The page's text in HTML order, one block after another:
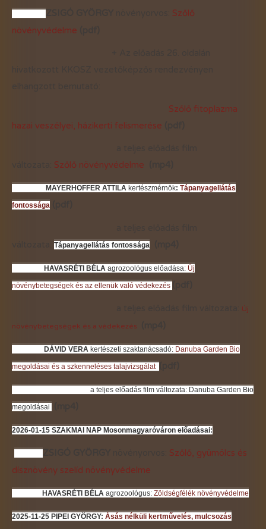
Szőlő
növényvédelme
Szőlő fitoplazma
hazai veszélyei, házikerti felismerése
Szőlő növényvédelme
MAYERHOFFER ATTILA kertészmérnök: Tápanyagellátás
fontossága
Tápanyagellátás fontossága
HAVASRÉTI BÉLA agrozoológus előadása: Új
növénybetegségek és az ellenük való védekezés
Új
növénybetegségek és a védekezés
DÁVID VERA kertészeti szaktanácsadó: Danuba Garden Bio
megoldásai és a szkenneléses talajvizsgálat
a teljes előadás film változata: Danuba Garden Bio
megoldásai
2026-01-15 SZAKMAI NAP Mosonmagyaróváron előadásai:
Szőlő, gyümölcs és
dísznövény szelíd növényvédelme
HAVASRÉTI BÉLA agrozoológus: Zöldségfélék növényvédelme
2025-11-25 PIPEI GYÖRGY: Ásás nélküli kertművelés, mulcsozás